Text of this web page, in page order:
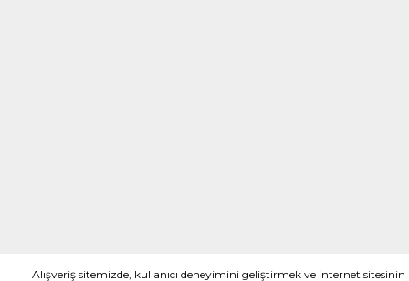
Alışveriş sitemizde, kullanıcı deneyimini geliştirmek ve internet sitesinin